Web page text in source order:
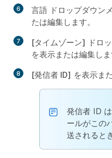
6 言語 ドロップダウン
たは編集します。
7 [タイムゾーン] ドロ
を表示または編集しま
8 [発信者 ID] を表示ま
発信者 ID
ールがこの
送されると